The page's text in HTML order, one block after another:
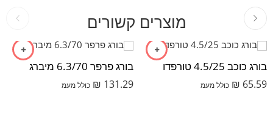
מוצרים קשורים
בורג כוכב 4.5/25 טורפדו
65.59
₪ כולל מעמ
בורג פרפר 6.3/70 מיברג
131.29
₪ כולל מעמ